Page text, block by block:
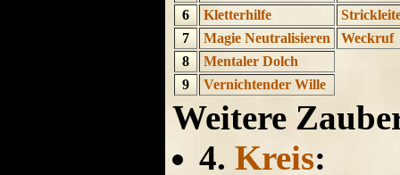
6
Kletterhilfe
7
Magie Neutralisieren
Weckruf
8
Mentaler Dolch
9
Vernichtender Wille
Weitere
4. Kreis: